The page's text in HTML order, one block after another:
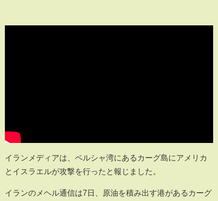
イランメディアは、ペルシャ湾にあるカーグ島にアメリカ
とイスラエルが攻撃を行ったと報じました。
イランのメヘル通信は7日、原油を積み出す港があるカーグ